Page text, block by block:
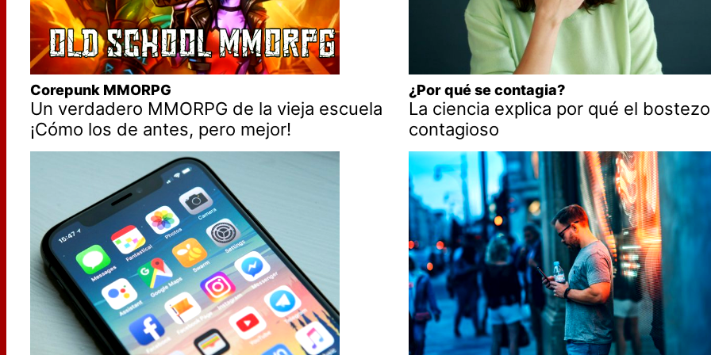
Corepunk MMORPG
Un verdadero MMORPG de la vieja escuela
¡Cómo los de antes, pero mejor!
¿Por qué se contagia?
La ciencia explica por qué el
contagioso